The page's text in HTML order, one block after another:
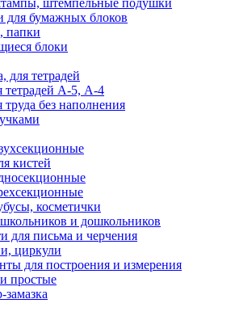
штемпельные подушки
для бумажных блоков
папки
блоки
для тетрадей
тетрадей А-5, А-4
без наполнения
кистей
косметички
и дошкольников
для письма и черчения
циркули
для построения и измерения
простые
замазка